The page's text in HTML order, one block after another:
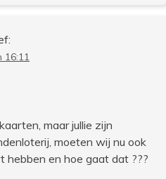
16:11
maar jullie zijn
moeten wij nu ook
hebben en hoe gaat dat ???